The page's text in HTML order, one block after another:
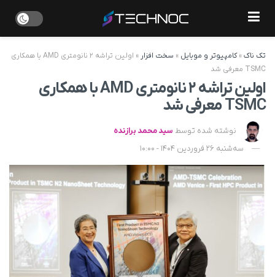
تک ناک»کامپیوتر و موبایل » سخت افزار »
اولین تراشه ۲ نانومتری AMD با همکاری
TSMC معرفی شد
اولین تراشه ۲ نانومتری AMD با همکاری
TSMC معرفی شد
نوشته شده توسط سید محمد برازنده
سه‌شنبه 26 فروردین 1404 - 10:00